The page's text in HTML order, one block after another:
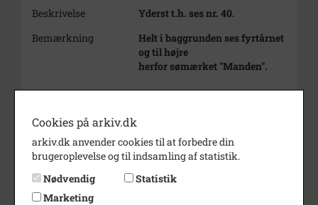
Beskrivelse
Yderst t.h. ses nr. 40.
Bemærkning
Helt i baggrunden ses fyrtårnet
og til højre
herfor sømærket "Manden".
Flere kopier haves.
Periode
Fotograf
Lauritz Jensen
Se på kort
Cookies på arkiv.dk
arkiv.dk anvender cookies til at forbedre din
brugeroplevelse og til indsamling af statistik.
Nødvendig
Statistik
Marketing